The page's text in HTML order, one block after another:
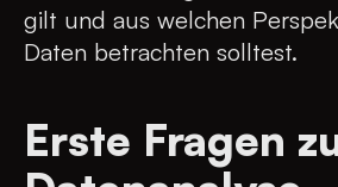
gilt und aus welchen
Daten betrachten solltest.
Erste Fragen